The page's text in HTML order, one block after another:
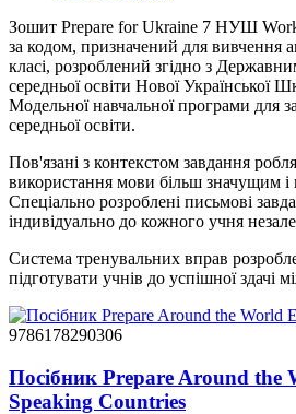
Зошит Prepare for Ukraine 7 НУШ
за кодом, призначений для вивчення
класі, розроблений згідно з
середньої освіти Нової Української
Модельної навчальної програми для
середньої освіти.
Пов'язані з контекстом завдання
використання мови більш значущим і
Спеціально розроблені письмові
індивідуально до кожного учня
Система тренувальних вправ
підготувати учнів до успішної здачі
9786178290306
Посібник Prepare Around the
Speaking Countries